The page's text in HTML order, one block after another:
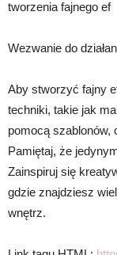
tworzenia fajnego ef
Wezwanie do
Aby stworzyć fajny
techniki, takie jak
pomocą szablonów,
Pamiętaj, że
Zainspiruj się
gdzie znajdziesz
wnętrz.